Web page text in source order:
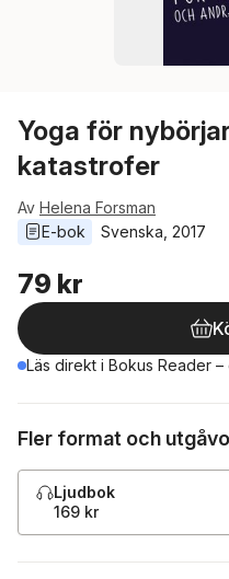
Yoga för
katastrofer
Av Helena Forsman
E-bok
Svenska 2017
79 kr
Läs direkt i Bokus Reader
Fler format och
Ljudbok
169 kr